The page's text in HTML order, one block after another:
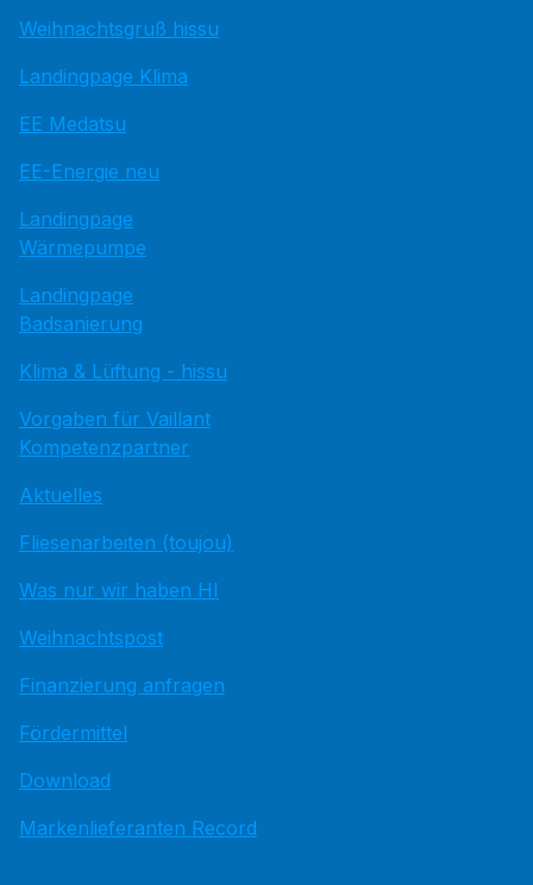
Weihnachtsgruß hissu
Landingpage Klima
EE Medatsu
EE-Energie neu
Landingpage
Wärmepumpe
Landingpage
Badsanierung
Klima & Lüftung - hissu
Vorgaben für Vaillant
Kompetenzpartner
Aktuelles
Fliesenarbeiten (toujou)
Was nur wir haben HI
Weihnachtspost
Finanzierung anfragen
Fördermittel
Download
Markenlieferanten Record